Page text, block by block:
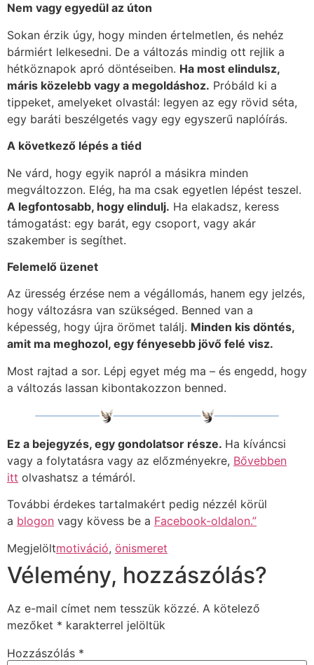
Nem vagy egyedül az úton
Sokan érzik úgy, hogy minden értelmetlen, és nehéz
bármiért lelkesedni. De a változás mindig ott rejlik a
hétköznapok apró döntéseiben. Ha most elindulsz,
máris közelebb vagy a megoldáshoz. Próbáld ki a
tippeket, amelyeket olvastál: legyen az egy rövid séta,
egy baráti beszélgetés vagy egy egyszerű naplóírás.
A következő lépés a tiéd
Ne várd, hogy egyik napról a másikra minden
megváltozzon. Elég, ha ma csak egyetlen lépést teszel.
A legfontosabb, hogy elindulj. Ha elakadsz, keress
támogatást: egy barát, egy csoport, vagy akár
szakember is segíthet.
Felemelő üzenet
Az üresség érzése nem a végállomás, hanem egy jelzés,
hogy változásra van szükséged. Benned van a
képesség, hogy újra örömet találj. Minden kis döntés,
amit ma meghozol, egy fényesebb jövő felé visz.
Most rajtad a sor. Lépj egyet még ma – és engedd, hogy
a változás lassan kibontakozzon benned.
Ez a bejegyzés, egy gondolatsor része. Ha kíváncsi
vagy a folytatásra vagy az előzményekre, Bővebben
itt olvashatsz a témáról.
További érdekes tartalmakért pedig nézzél körül
a blogon vagy kövess be a Facebook-oldalon.”
Megjelöltmotiváció, önismeret
Vélemény, hozzászólás?
Az e-mail címet nem tesszük közzé. A kötelező
mezőket * karakterrel jelöltük
Hozzászólás *